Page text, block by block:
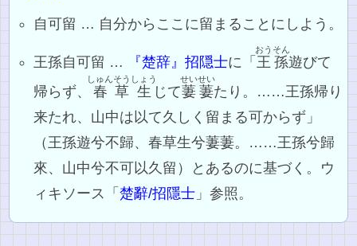
自可留 … 自分からここに留まることにしよう。
王孫自可留 … 『楚辞』招隠士に「 王孫
おうそん
遊びて
帰らず、
春
しゅん
草
そう
生
しょう
じて萋萋
せいせい
たり。……王孫帰り
来たれ、山中は以て久しく留まる可からず」
（王孫遊兮不歸、春草生兮萋萋。……王孫兮歸
來、山中兮不可以久留）とあるのに基づく。ウ
ィキソース「楚辭/招隱士 」参照。